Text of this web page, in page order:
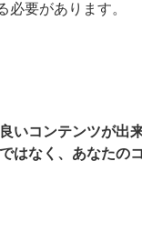
必要があります。
いコンテンツが出
はなく、あなたの